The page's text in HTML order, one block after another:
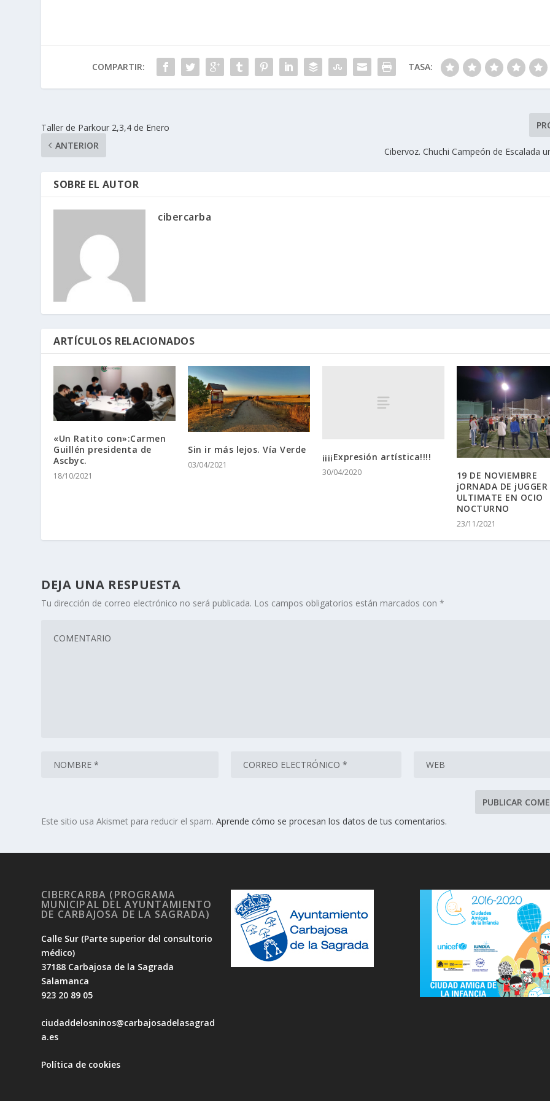
COMPARTIR: TASA:
Taller de Parkour 2,3,4 de Enero
ANTERIOR
Cibervoz. Chuchi Campeón de Escalada
SOBRE EL AUTOR
cibercarba
ARTÍCULOS RELACIONADOS
«Un Ratito con»:Carmen
Guillén presidenta de
Ascbyc.
18/10/2021
Sin ir más lejos. Vía Verde
03/04/2021
¡¡¡¡Expresión artística!!!!
30/04/2020
19 DE NOVIEMBRE
jORNADA DE jUGGER
ULTIMATE EN OCIO
NOCTURNO
23/11/2021
DEJA UNA RESPUESTA
Tu dirección de correo electrónico no será publicada. Los campos obligatorios están marcados con*
Este sitio usa Akismet para reducir el spam.Aprende cómo se procesan los datos de tus comentarios.
CIBERCARBA (PROGRAMA
MUNICIPAL DEL AYUNTAMIENTO
DE CARBAJOSA DE LA SAGRADA)
Calle Sur (Parte superior del consultorio
médico)
37188 Carbajosa de la Sagrada
Salamanca
923 20 89 05
ciudaddelosninos@carbajosadelasagrad
a.es
Política de cookies